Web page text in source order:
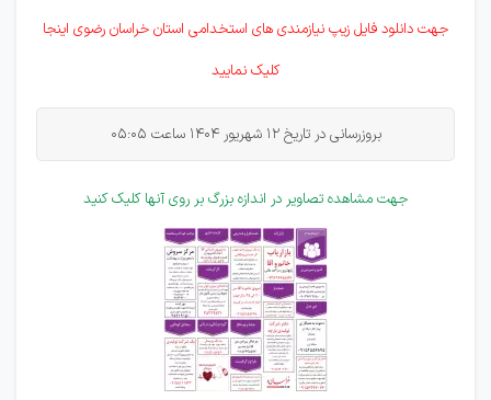
جهت دانلود فایل زیپ نیازمندی های استخدامی استان خراسان رضوی اینجا
کلیک نمایید
بروزرسانی در تاریخ 12 شهریور 1404 ساعت 05:05
جهت مشاهده تصاویر در اندازه بزرگ بر روی آنها کلیک کنید